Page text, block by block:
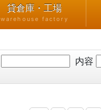
貸倉庫・工場
warehouse factory
内容